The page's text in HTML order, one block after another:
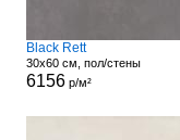
Black Rett
30x60 см, пол/стены
6156р/м²